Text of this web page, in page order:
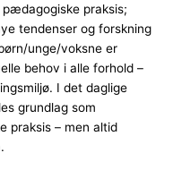
praksis;
tendenser og forskning
unge/voksne er
behov i alle forhold –
I det daglige
grundlag som
praksis – men altid